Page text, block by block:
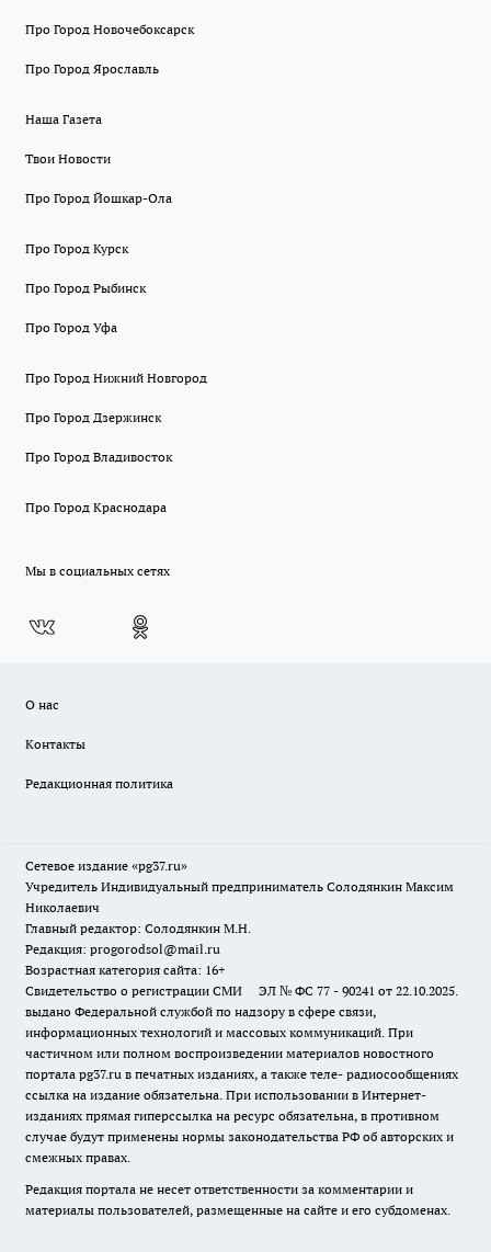
Про Город Новочебоксарск
Про Город Ярославль
Наша Газета
Твои Новости
Про Город Йошкар-Ола
Про Город Курск
Про Город Рыбинск
Про Город Уфа
Про Город Нижний Новгород
Про Город Дзержинск
Про Город Владивосток
Про Город Краснодара
Мы в социальных сетях
О нас
Контакты
Редакционная политика
Сетевое издание «pg37.ru»
Учредитель Индивидуальный предприниматель Солодянкин Максим
Николаевич
Главный редактор: Солодянкин М.Н.
Редакция: progorodsol@mail.ru
Возрастная категория сайта: 16+
Свидетельство о регистрации СМИ ЭЛ № ФС 77 - 90241 от 22.10.2025.
выдано Федеральной службой по надзору в сфере связи,
информационных технологий и массовых коммуникаций. При
частичном или полном воспроизведении материалов новостного
портала pg37.ru в печатных изданиях, а также теле- радиосообщениях
ссылка на издание обязательна. При использовании в Интернет-
изданиях прямая гиперссылка на ресурс обязательна, в противном
случае будут применены нормы законодательства РФ об авторских и
смежных правах.
Редакция портала не несет ответственности за комментарии и
материалы пользователей, размещенные на сайте и его субдоменах.